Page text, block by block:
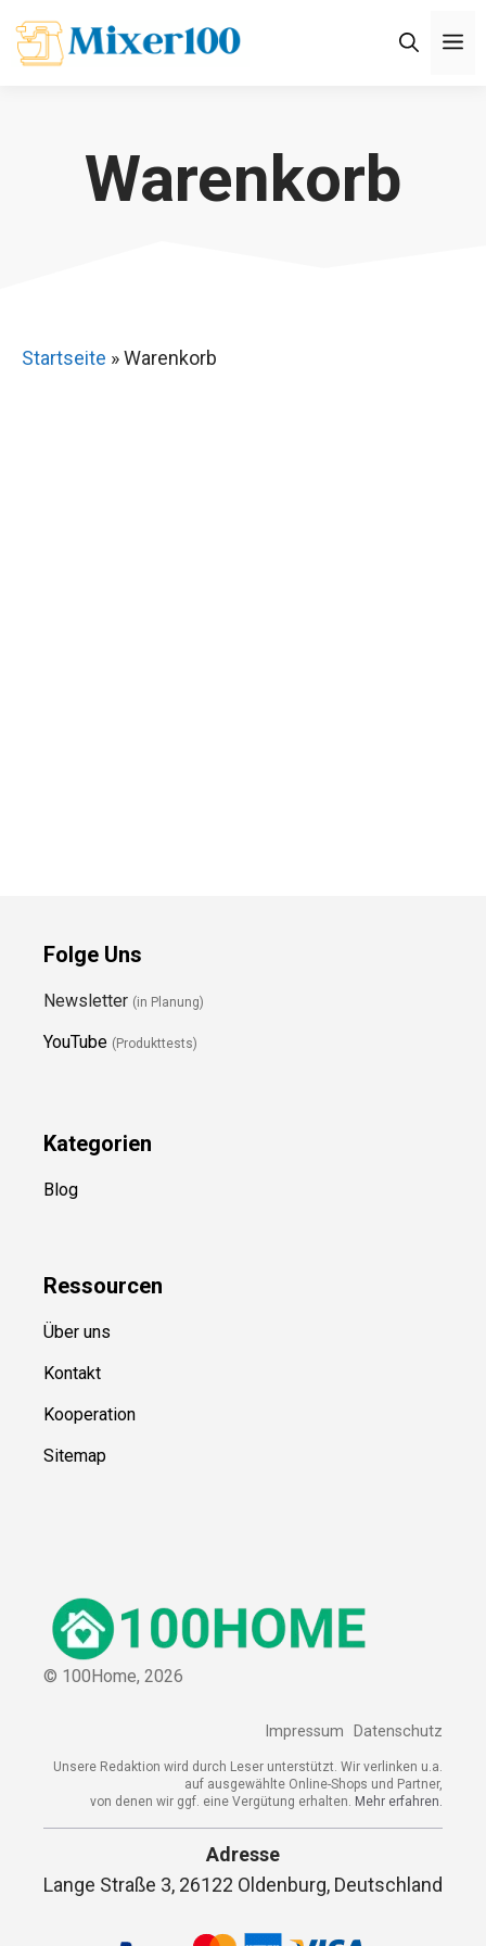
Inhalt
Warenkorb
Startseite »Warenkorb
Folge Uns
Newsletter (in Planung)
YouTube (Produkttests)
Kategorien
Blog
Ressourcen
Über uns
Kontakt
Kooperation
Sitemap
© 100Home, 2026
Impressum Datenschutz
Unsere Redaktion wird durch Leser unterstützt. Wir verlinken u.a.
auf ausgewählte Online-Shops und Partner,
von denen wir ggf. eine Vergütung erhalten. Mehr erfahren.
Adresse
Lange Straße 3, 26122 Oldenburg, Deutschland